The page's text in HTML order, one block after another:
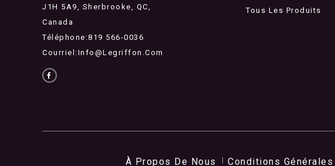
J1H 5A9, Sherbrooke, QC,
Canada
Téléphone:819 566-0036
Courriel:Info@legriffon.com
Tous Les Produits
À Propos De Nous Conditions Générales